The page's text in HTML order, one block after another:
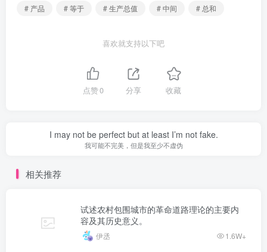
# 产品
# 等于 # 生产总值 # 中间 # 总和
喜欢就支持以下吧
点赞0 分享 收藏
I may not be perfect but at least I’m not fake.
我可能不完美，但是我至少不虚伪
相关推荐
试述农村包围城市的革命道路理论的主要内
容及其历史意义。
伊丞 1.6W+